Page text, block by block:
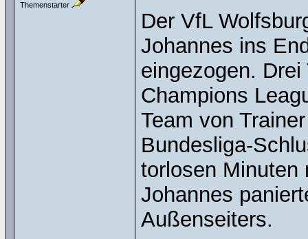
Themenstarter
Der VfL
Johannes ins
eingezogen.
Champions
Team von
Bundesliga-
torlosen Minuten
Johannes
Außenseiters.